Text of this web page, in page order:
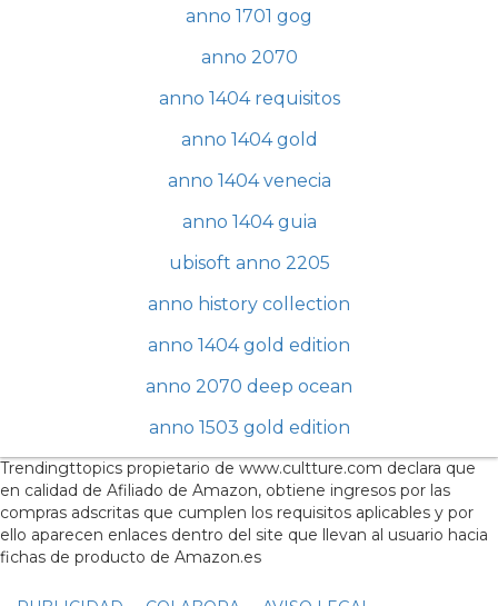
anno 1701 gog
anno 2070
anno 1404 requisitos
anno 1404 gold
anno 1404 venecia
anno 1404 guia
ubisoft anno 2205
anno history collection
anno 1404 gold edition
anno 2070 deep ocean
anno 1503 gold edition
Trendingttopics propietario de www.cultture.com declara que
en calidad de Afiliado de Amazon, obtiene ingresos por las
compras adscritas que cumplen los requisitos aplicables y por
ello aparecen enlaces dentro del site que llevan al usuario hacia
fichas de producto de Amazon.es